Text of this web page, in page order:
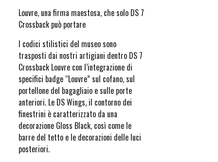
Louvre, una firma maestosa, che solo DS 7
Crossback può portare
I codici stilistici del museo sono
trasposti dai nostri artigiani dentro DS 7
Crossback Louvre con l’integrazione di
specifici badge “Louvre” sul cofano, sul
portellone del bagagliaio e sulle porte
anteriori. Le DS Wings, il contorno dei
finestrini è caratterizzato da una
decorazione Gloss Black, così come le
barre del tetto e le decorazioni delle luci
posteriori.